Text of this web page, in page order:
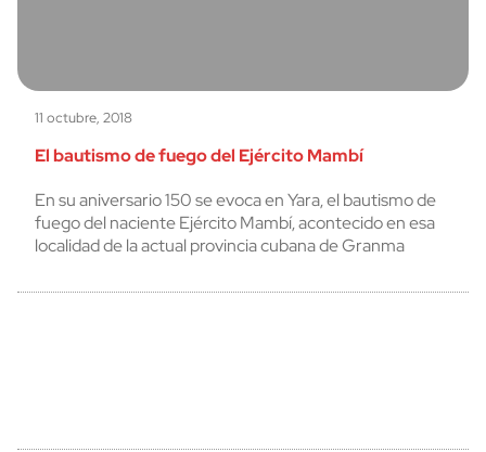
11 octubre, 2018
El bautismo de fuego del Ejército Mambí
En su aniversario 150 se evoca en Yara, el bautismo de
fuego del naciente Ejército Mambí, acontecido en esa
localidad de la actual provincia cubana de Granma